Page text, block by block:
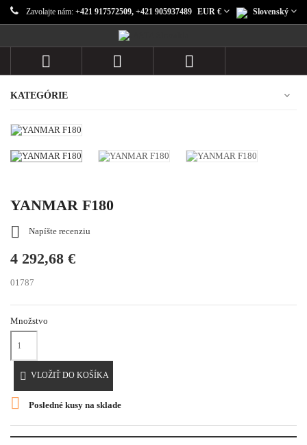
Zavolajte nám: +421 917572509, +421 905937489 Slovenský
EUR €
  
KATEGÓRIE
YANMAR F180
 Napíšte recenziu
4 292,68 €
01787
Množstvo
 VLOŽIŤ DO KOŠÍKA
 Posledné kusy na sklade